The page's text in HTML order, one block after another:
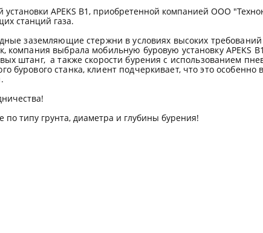
установки APEKS В1, приобретенной компанией ООО
станций газа.
заземляющие стержни в условиях высоких
компания выбрала мобильную буровую установку APEKS B
штанг, а также скорости бурения с использованием
станка, клиент подчеркивает, что это особенно
типу грунта, диаметра и глубины бурения!